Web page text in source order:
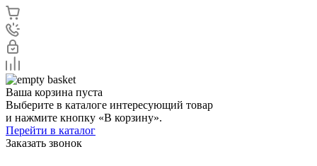
Ваша корзина пуста
Выберите в каталоге интересующий товар
и нажмите кнопку «В корзину».
Перейти в каталог
Заказать звонок